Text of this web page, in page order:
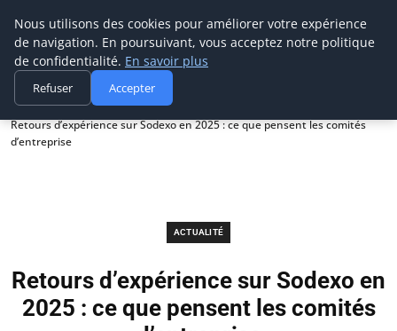
Prospection Pro
Accueil
Actualité
Retours d’expérience sur Sodexo en 2025 : ce que pensent les comités
d’entreprise
ACTUALITÉ
Retours d’expérience sur Sodexo en
2025 : ce que pensent les comités
Nous utilisons des cookies pour améliorer votre expérience
de navigation. En poursuivant, vous acceptez notre politique
de confidentialité. En savoir plus
Refuser Accepter